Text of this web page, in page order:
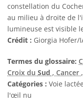
constellation du
au milieu à droite de
lumineuse est visible
Crédit : Giorgia Hofer/
Termes du glossaire:
Croix du Sud , Cancer
Catégories : Voie
l'œil nu